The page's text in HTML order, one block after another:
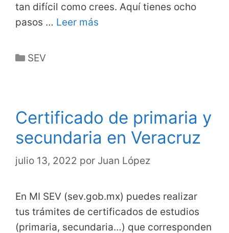
tan difícil como crees. Aquí tienes ocho
pasos … Leer más
Categorías
SEV
Certificado de primaria y
secundaria en Veracruz
julio 13, 2022 por Juan López
En MI SEV (sev.gob.mx) puedes realizar
tus trámites de certificados de estudios
(primaria, secundaria…) que corresponden